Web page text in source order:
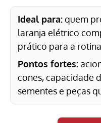
Ideal para:quem
laranja elétrico
prático para a rotina.
Pontos fortes:
cones, capacidade
sementes e peças